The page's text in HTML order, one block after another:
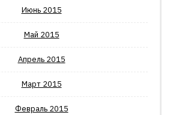
Июнь 2015
Май 2015
Апрель 2015
Март 2015
Февраль 2015